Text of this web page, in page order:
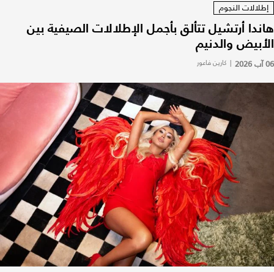
إطلالات النجوم
هاندا أرتشيل تتألق بأجمل الإطلالات الصيفية بين
الأبيض والدنيم
06 آب 2026 | كارين فاعور